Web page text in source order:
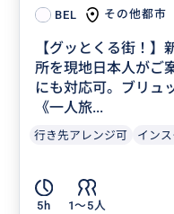
BEL その他都市
【グッとくる街！
所を現地日本人がご
にも対応可。ブリュ
《一人旅...
行き先アレンジ可 インス
5h 1〜5人